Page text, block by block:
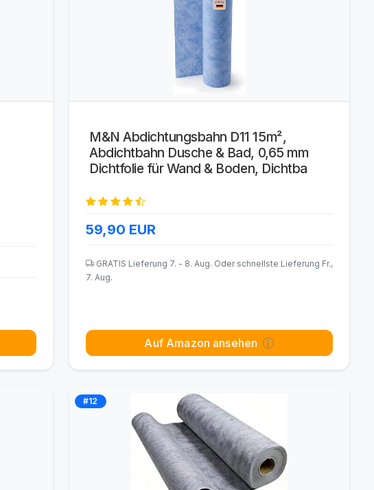
M&N Abdichtungsbahn D11 15m²,
Abdichtbahn Dusche & Bad, 0,65 mm
Dichtfolie für Wand & Boden, Dichtba
59,90 EUR
GRATIS Lieferung 7. - 8. Aug. Oder schnellste Lieferung Fr.,
7. Aug.
Auf Amazon ansehen
#12